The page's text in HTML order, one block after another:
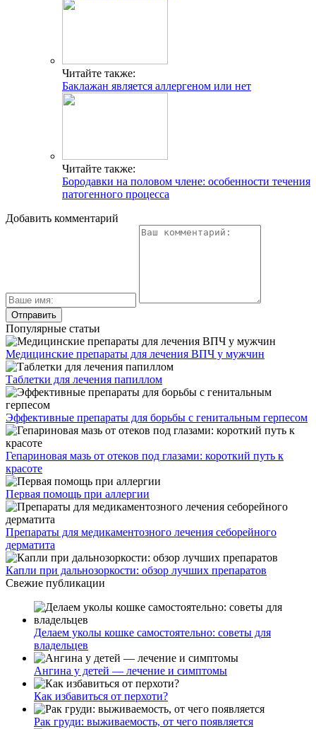
Читайте также:
Баклажан является аллергеном или нет
Читайте также:
Бородавки на половом члене: особенности течения
патогенного процесса
Добавить комментарий
Популярные статьи
Медицинские препараты для лечения ВПЧ у мужчин
Таблетки для лечения папиллом
Эффективные препараты для борьбы с генитальным герпесом
Гепариновая мазь от отеков под глазами: короткий путь к
красоте
Первая помощь при аллергии
Препараты для медикаментозного лечения себорейного
дерматита
Капли при дальнозоркости: обзор лучших препаратов
Свежие публикации
Делаем уколы кошке самостоятельно: советы для
владельцев
Ангина у детей — лечение и симптомы
Как избавиться от перхоти?
Рак груди: выживаемость, от чего появляется